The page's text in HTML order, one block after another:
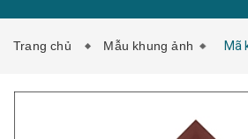
Trang chủ Mẫu khung ảnh Mã